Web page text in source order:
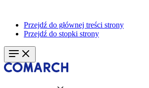
Przejdź do głównej treści strony
Przejdź do stopki strony